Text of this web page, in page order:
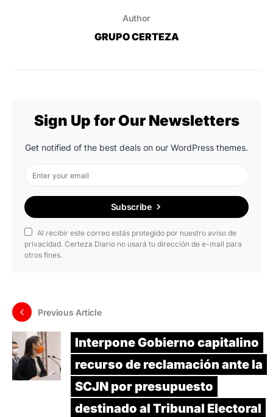
Author
GRUPO CERTEZA
Sign Up for Our Newsletters
Get notified of the best deals on our WordPress themes.
Subscribe
Al recibir este correo estás protegido por nuestro aviso de
privacidad. Certeza Diario no usará tu dirección de e-mail para
otros fines.
Previous Article
Interpone Gobierno capitalino
recurso de reclamación ante la
SCJN por presupuesto
destinado al Tribunal Electoral